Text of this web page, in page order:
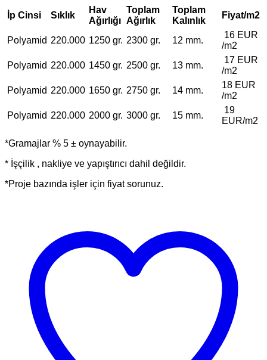
İp Cinsi Sıklık
Hav
Ağırlığı
Toplam
Ağırlık
Toplam
Kalınlık
Fiyat/m2
Polyamid 220.000 1250 gr. 2300 gr. 12 mm.
16 EUR
/m2
Polyamid 220.000 1450 gr. 2500 gr. 13 mm.
17 EUR
/m2
Polyamid 220.000 1650 gr. 2750 gr. 14 mm.
18 EUR
/m2
Polyamid 220.000 2000 gr. 3000 gr. 15 mm.
19
EUR/m2
*Gramajlar % 5 ± oynayabilir.
* İşçilik , nakliye ve yapıştırıcı dahil değildir.
*Proje bazında işler için fiyat sorunuz.